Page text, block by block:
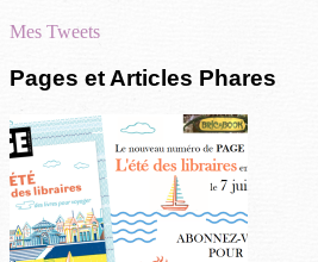
Mes Tweets
Pages et Articles Phares